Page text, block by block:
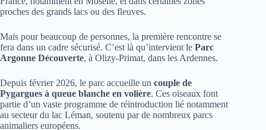
proches des grands lacs ou des fleuves.
Mais pour beaucoup de personnes, la première rencontre se
fera dans un cadre sécurisé. C’est là qu’intervient le Parc
Argonne Découverte, à Olizy-Primat, dans les Ardennes.
Depuis février 2026, le parc accueille un couple de
Pygargues à queue blanche en volière. Ces oiseaux font
partie d’un vaste programme de réintroduction lié notamment
au secteur du lac Léman, soutenu par de nombreux parcs
animaliers européens.